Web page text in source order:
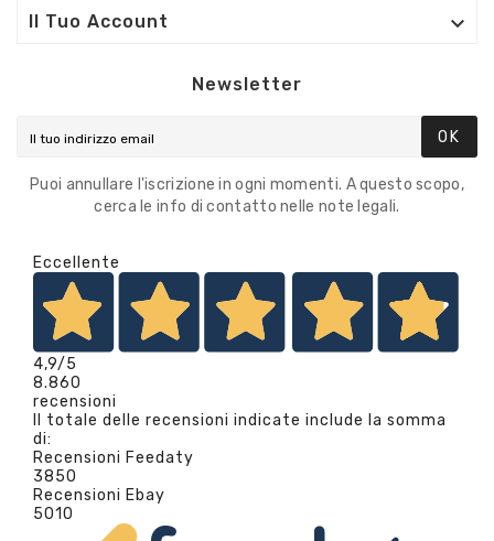
Il Tuo Account 
Newsletter
OK
Puoi annullare l'iscrizione in ogni momenti. A questo scopo,
cerca le info di contatto nelle note legali.
Eccellente
4,9/5
8.860
recensioni
Il totale delle recensioni indicate include la somma
di:
Recensioni Feedaty
3850
Recensioni Ebay
5010